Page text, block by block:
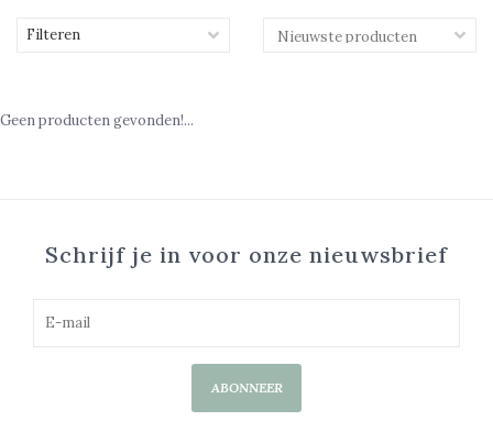
Filteren
Geen producten gevonden!...
Schrijf je in voor onze nieuwsbrief
ABONNEER